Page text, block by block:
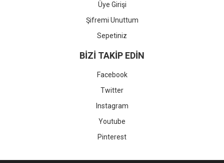
Üye Girişi
Şifremi Unuttum
Sepetiniz
BİZİ TAKİP EDİN
Facebook
Twitter
Instagram
Youtube
Pinterest